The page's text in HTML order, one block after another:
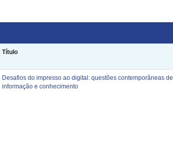
Título
Desafios do impresso ao digital: questões contemporâneas de
informação e conhecimento